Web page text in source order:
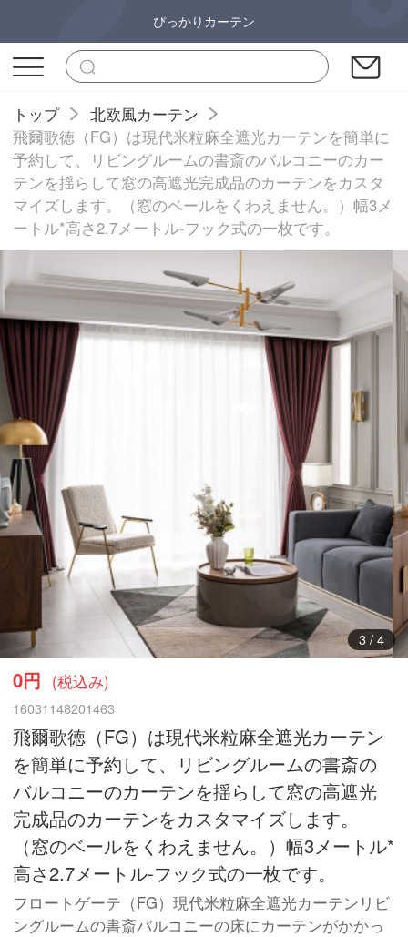
ぴっかりカーテン
トップ
北欧風カーテン
飛爾歌徳（FG）は現代米粒麻全遮光カーテンを簡単に
予約して、リビングルームの書斎のバルコニーのカー
テンを揺らして窓の高遮光完成品のカーテンをカスタ
マイズします。（窓のベールをくわえません。）幅3メ
ートル*高さ2.7メートル-フック式の一枚です。
3/ 4
0円 (税込み)
16031148201463
飛爾歌徳（FG）は現代米粒麻全遮光カーテン
を簡単に予約して、リビングルームの書斎の
バルコニーのカーテンを揺らして窓の高遮光
完成品のカーテンをカスタマイズします。
（窓のベールをくわえません。）幅3メートル*
高さ2.7メートル-フック式の一枚です。
フロートゲーテ（FG）現代米粒麻全遮光カーテンリビ
ングルームの書斎バルコニーの床にカーテンがかかっ